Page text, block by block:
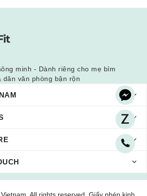
minh - Dành riêng cho mẹ bỉm
dân văn phòng bận rộn